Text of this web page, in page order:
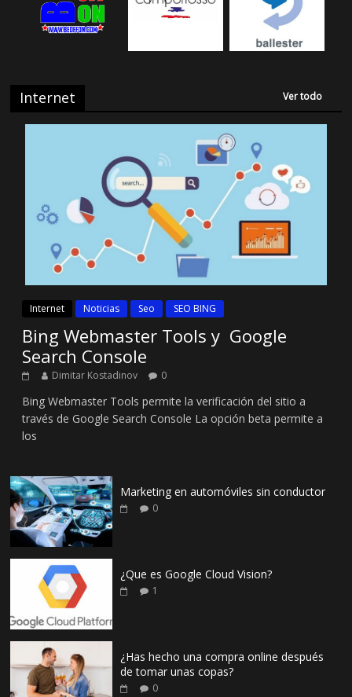
Internet Ver todo
Internet Noticias Seo SEO BING
Bing Webmaster Tools y Google
Search Console
Dimitar Kostadinov 0
Bing Webmaster Tools permite la verificación del sitio a
través de Google Search Console La opción beta permite a
los
Marketing en automóviles sin conductor
0
¿Que es Google Cloud Vision?
1
¿Has hecho una compra online después
de tomar unas copas?
0